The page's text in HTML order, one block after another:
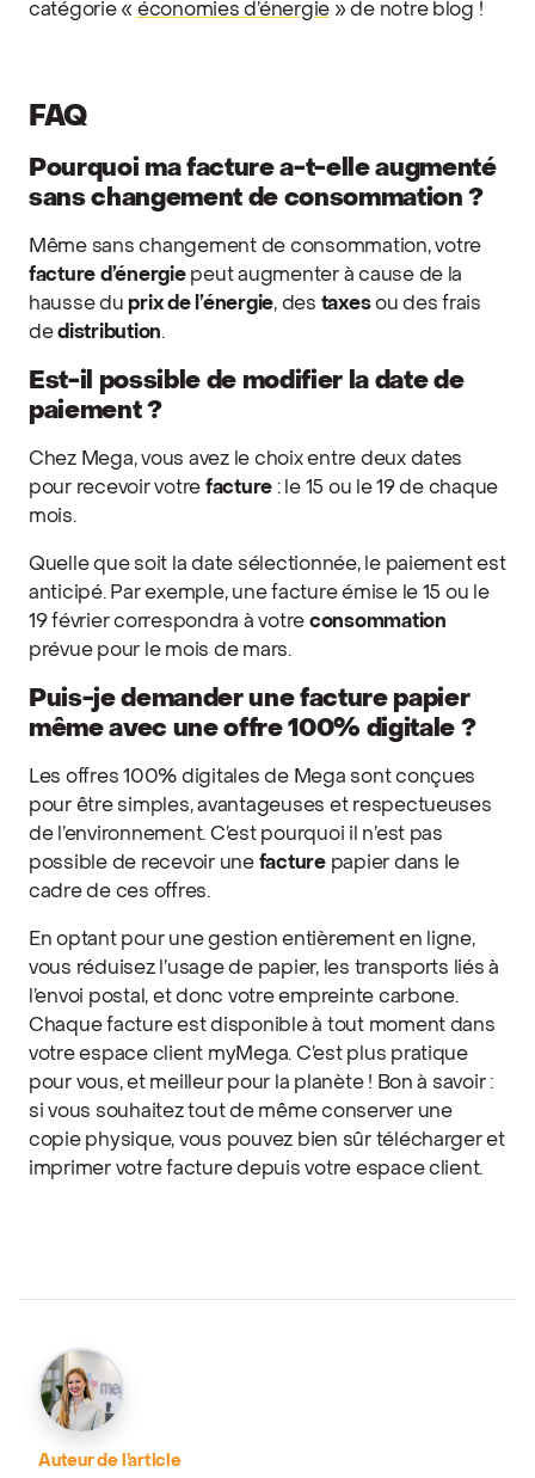
catégorie « économies d’énergie » de notre blog !
FAQ
Pourquoi ma facture a-t-elle augmenté
sans changement de consommation ?
Même sans changement de consommation, votre
facture d’énergiepeut augmenter à cause de la
hausse duprix de l’énergie, des taxesou des frais
dedistribution.
Est-il possible de modifier la date de
paiement ?
Chez Mega, vous avez le choix entre deux dates
pour recevoir votre facture : le 15 ou le 19 de chaque
mois.
Quelle que soit la date sélectionnée, le paiement est
anticipé. Par exemple, une facture émise le 15 ou le
19 février correspondra à votre consommation
prévue pour le mois de mars.
Puis-je demander une facture papier
même avec une offre 100% digitale ?
Les offres 100% digitales de Mega sont conçues
pour être simples, avantageuses et respectueuses
de l’environnement. C’est pourquoi il n’est pas
possible de recevoir une facturepapier dans le
cadre de ces offres.
En optant pour une gestion entièrement en ligne,
vous réduisez l’usage de papier, les transports liés à
l’envoi postal, et donc votre empreinte carbone.
Chaque facture est disponible à tout moment dans
votre espace client myMega. C’est plus pratique
pour vous, et meilleur pour la planète ! Bon à savoir :
si vous souhaitez tout de même conserver une
copie physique, vous pouvez bien sûr télécharger et
imprimer votre facture depuis votre espace client.
Auteur de l’article